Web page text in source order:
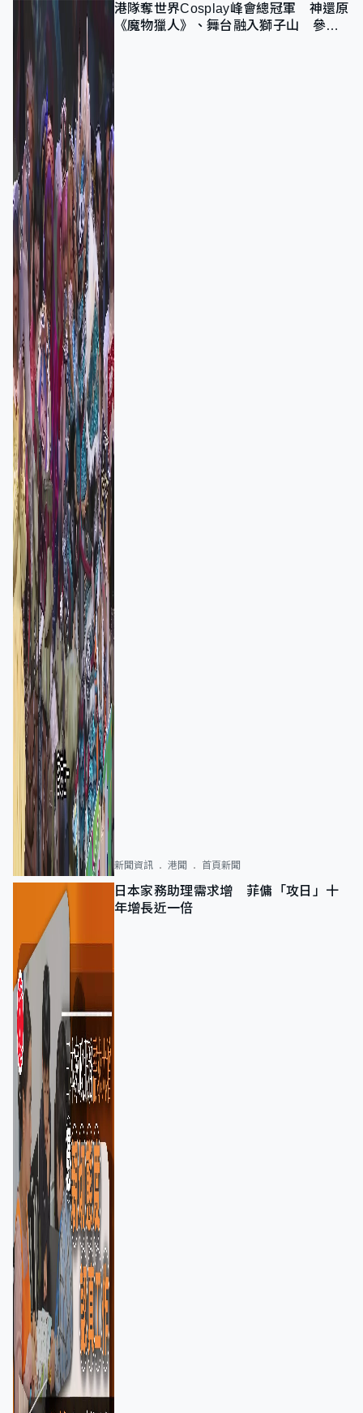
港隊奪世界Cosplay峰會總冠軍 神還原
《魔物獵人》、舞台融入獅子山 參賽
新聞資訊 港聞 首頁新聞
日本家務助理需求增 菲傭「攻日」十
年增長近一倍